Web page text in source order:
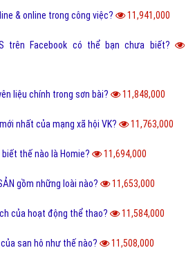
& online trong công việc? 11,941,000
trên Facebook có thể bạn chưa biết?
liệu chính trong sơn bài? 11,848,000
nhất của mạng xã hội VK? 11,763,000
thế nào là Homie? 11,694,000
gồm những loài nào? 11,653,000
của hoạt động thể thao? 11,584,000
san hô như thế nào? 11,508,000